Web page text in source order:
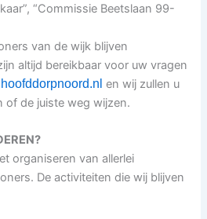
“Commissie Beetslaan 99-
van de wijk blijven
altijd bereikbaar voor uw vragen
en wij zullen u
of de juiste weg wijzen.
organiseren van allerlei
De activiteiten die wij blijven